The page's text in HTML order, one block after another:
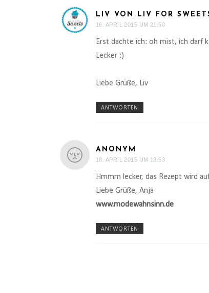
LIV VON LIV FOR
16. APRIL 2015 UM 21:50
Erst dachte ich: oh mist, ich darf
Lecker :)
Liebe Grüße, Liv
ANTWORTEN
ANONYM
18. APRIL 2015 UM 13:53
Hmmm lecker, das Rezept wird
Liebe Grüße, Anja
www.modewahnsinn.de
ANTWORTEN